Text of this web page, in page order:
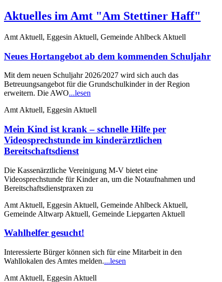
Aktuelles im Amt "Am Stettiner Haff"
Amt Aktuell, Eggesin Aktuell, Gemeinde Ahlbeck Aktuell
Neues Hortangebot ab dem kommenden Schuljahr
Mit dem neuen Schuljahr 2026/2027 wird sich auch das
Betreuungsangebot für die Grundschulkinder in der Region
erweitern. Die AWO...lesen
Amt Aktuell, Eggesin Aktuell
Mein Kind ist krank – schnelle Hilfe per
Videosprechstunde im kinderärztlichen
Bereitschaftsdienst
Die Kassenärztliche Vereinigung M-V bietet eine
Videosprechstunde für Kinder an, um die Notaufnahmen und
Bereitschaftsdienstpraxen zu
Amt Aktuell, Eggesin Aktuell, Gemeinde Ahlbeck Aktuell,
Gemeinde Altwarp Aktuell, Gemeinde Liepgarten Aktuell
Wahlhelfer gesucht!
Interessierte Bürger können sich für eine Mitarbeit in den
Wahllokalen des Amtes melden....lesen
Amt Aktuell, Eggesin Aktuell